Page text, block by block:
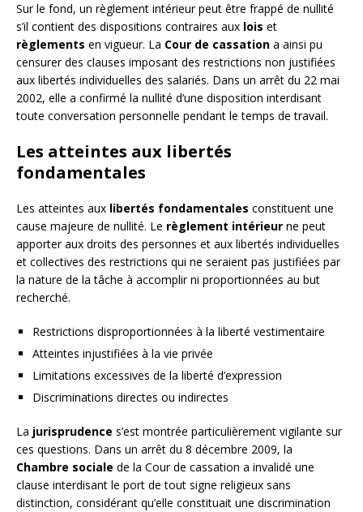
Sur le fond, un règlement intérieur peut être frappé de nullité
s’il contient des dispositions contraires aux lois et
règlements en vigueur. La Cour de cassation a ainsi pu
censurer des clauses imposant des restrictions non justifiées
aux libertés individuelles des salariés. Dans un arrêt du 22 mai
2002, elle a confirmé la nullité d’une disposition interdisant
toute conversation personnelle pendant le temps de travail.
Les atteintes aux libertés
fondamentales
Les atteintes aux libertés fondamentales constituent une
cause majeure de nullité. Le règlement intérieur ne peut
apporter aux droits des personnes et aux libertés individuelles
et collectives des restrictions qui ne seraient pas justifiées par
la nature de la tâche à accomplir ni proportionnées au but
recherché.
Restrictions disproportionnées à la liberté vestimentaire
Atteintes injustifiées à la vie privée
Limitations excessives de la liberté d’expression
Discriminations directes ou indirectes
La jurisprudence s’est montrée particulièrement vigilante sur
ces questions. Dans un arrêt du 8 décembre 2009, la
Chambre sociale de la Cour de cassation a invalidé une
clause interdisant le port de tout signe religieux sans
distinction, considérant qu’elle constituait une discrimination